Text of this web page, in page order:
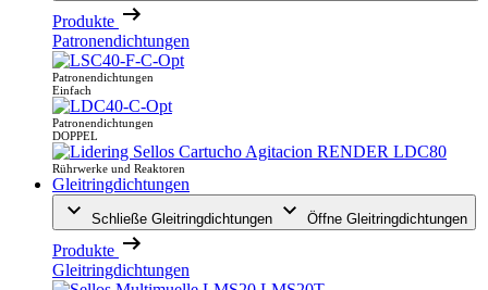
Produkte
Patronendichtungen
Patronendichtungen
Einfach
Patronendichtungen
DOPPEL
Rührwerke und Reaktoren
Gleitringdichtungen
Schließe Gleitringdichtungen Öffne Gleitringdichtungen
Produkte
Gleitringdichtungen